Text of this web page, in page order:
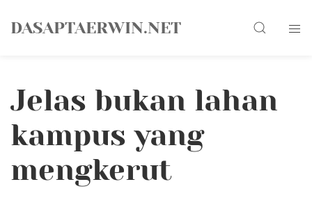
DASAPTAERWIN.NET Search
Jelas bukan lahan
kampus yang
mengkerut